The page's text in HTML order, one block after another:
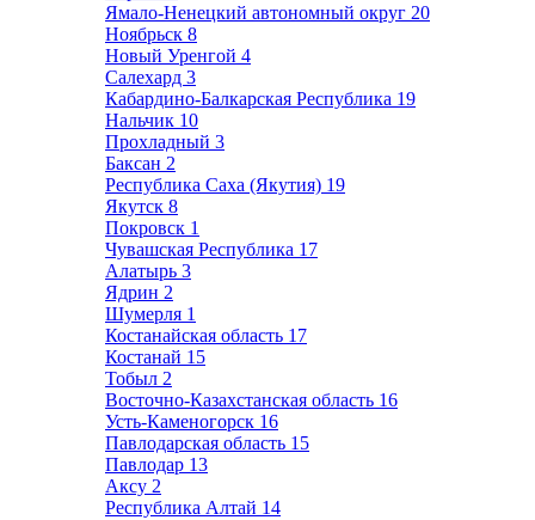
Ямало-Ненецкий автономный округ 20
Ноябрьск 8
Новый Уренгой 4
Салехард 3
Кабардино-Балкарская Республика 19
Нальчик 10
Прохладный 3
Баксан 2
Республика Саха (Якутия) 19
Якутск 8
Покровск 1
Чувашская Республика 17
Алатырь 3
Ядрин 2
Шумерля 1
Костанайская область 17
Костанай 15
Тобыл 2
Восточно-Казахстанская область 16
Усть-Каменогорск 16
Павлодарская область 15
Павлодар 13
Аксу 2
Республика Алтай 14